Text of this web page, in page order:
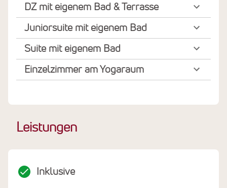
DZ mit eigenem Bad & Terrasse
Juniorsuite mit eigenem Bad
Suite mit eigenem Bad
Einzelzimmer am Yogaraum
Leistungen
Inklusive